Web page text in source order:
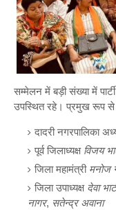
सम्मेलन में बड़ी संख्या में
उपस्थित रहे। प्रमुख रूप से
दादरी नगरपालिका
पूर्व जिलाध्यक्ष विजय
जिला महामंत्री मनोज
जिला उपाध्यक्ष देवा
नागर, सतेन्द्र अवाना